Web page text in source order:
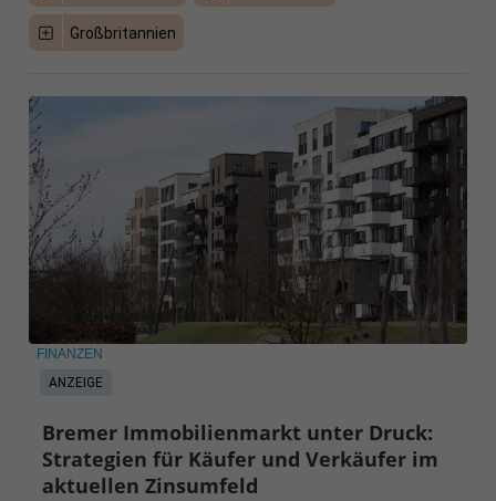
Großbritannien
ANZEIGE
FINANZEN
Bremer Immobilienmarkt unter Druck:
Strategien für Käufer und Verkäufer im
aktuellen Zinsumfeld